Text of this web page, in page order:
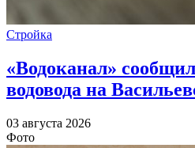
Стройка
«Водоканал»
водовода на
03 августа 2026
Фото